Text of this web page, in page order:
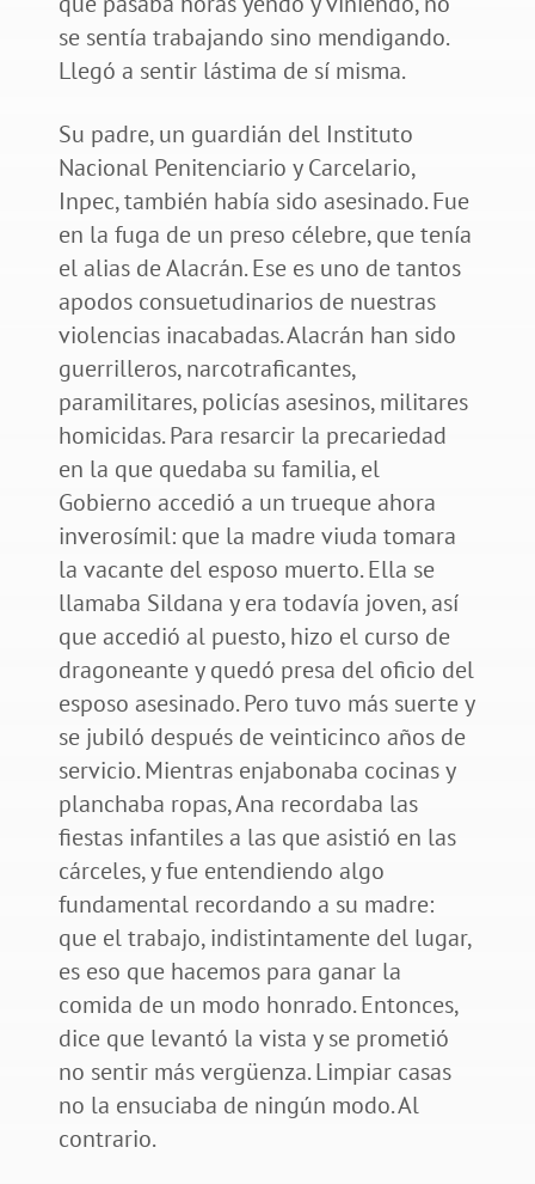
se sentía trabajando sino mendigando.
Llegó a sentir lástima de sí misma.
Su padre, un guardián del Instituto
Nacional Penitenciario y Carcelario,
Inpec, también había sido asesinado. Fue
en la fuga de un preso célebre, que tenía
el alias de Alacrán. Ese es uno de tantos
apodos consuetudinarios de nuestras
violencias inacabadas. Alacrán han sido
guerrilleros, narcotraficantes,
paramilitares, policías asesinos, militares
homicidas. Para resarcir la precariedad
en la que quedaba su familia, el
Gobierno accedió a un trueque ahora
inverosímil: que la madre viuda tomara
la vacante del esposo muerto. Ella se
llamaba Sildana y era todavía joven, así
que accedió al puesto, hizo el curso de
dragoneante y quedó presa del oficio del
esposo asesinado. Pero tuvo más suerte y
se jubiló después de veinticinco años de
servicio. Mientras enjabonaba cocinas y
planchaba ropas, Ana recordaba las
fiestas infantiles a las que asistió en las
cárceles, y fue entendiendo algo
fundamental recordando a su madre:
que el trabajo, indistintamente del lugar,
es eso que hacemos para ganar la
comida de un modo honrado. Entonces,
dice que levantó la vista y se prometió
no sentir más vergüenza. Limpiar casas
no la ensuciaba de ningún modo. Al
contrario.